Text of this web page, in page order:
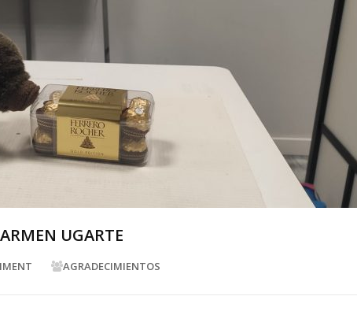
UGARTE
AGRADECIMIENTOS